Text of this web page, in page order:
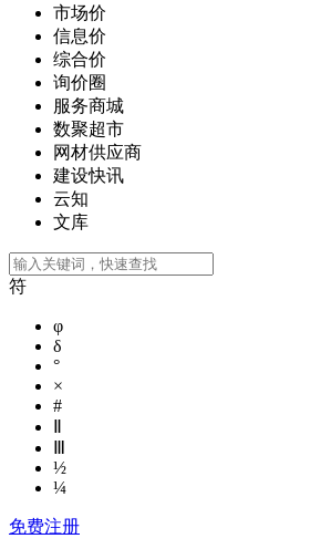
市场价
信息价
综合价
询价圈
服务商城
数聚超市
网材供应商
建设快讯
云知
文库
符
φ
δ
°
×
#
½
¼
免费注册